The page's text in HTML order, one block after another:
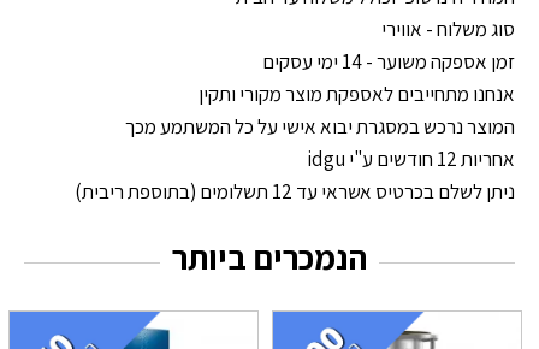
סוג משלוח - אווירי
זמן אספקה משוער - 14 ימי עסקים
אנחנו מתחייבים לאספקת מוצר מקורי ותקין
המוצר נרכש במסגרת יבוא אישי על כל המשתמע מכך
אחריות 12 חודשים ע"י idgu
ניתן לשלם בכרטיס אשראי עד 12 תשלומים (בתוספת ריבית)
הנמכרים ביותר